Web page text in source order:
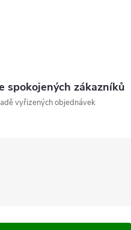
spokojených zákazníků
vyřizených objednávek